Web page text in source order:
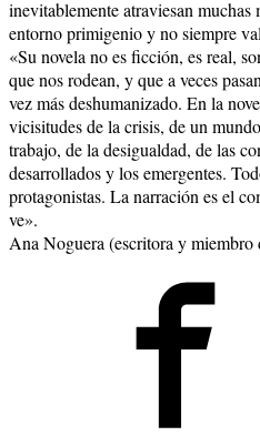
inevitablemente atraviesan muchas
entorno primigenio y no siempre
«Su novela no es ficción, es real,
que nos rodean, y que a veces
vez más deshumanizado. En la
vicisitudes de la crisis, de un
trabajo, de la desigualdad, de las
desarrollados y los emergentes.
protagonistas. La narración es el
ve».
Ana Noguera (escritora y